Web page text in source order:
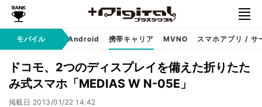
モバイル
iPhone Android 携帯キャリア MVNO スマホアプリ / サ
ドコモ、2つのディスプレイを備えた折りたた
み式スマホ「MEDIAS W N-05E」
掲載日 2013/01/22 14:42